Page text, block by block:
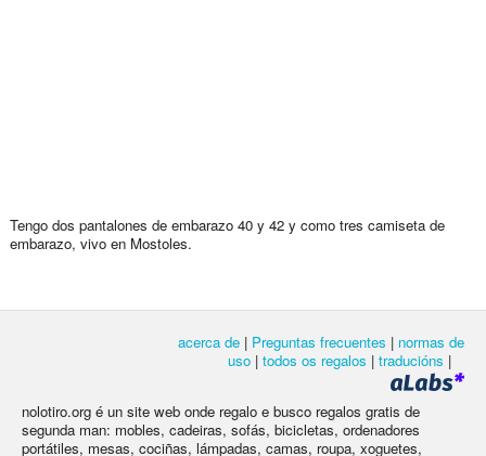
Tengo dos pantalones de embarazo 40 y 42 y como tres camiseta de
embarazo, vivo en Mostoles.
acerca de | Preguntas frecuentes | normas de
uso | todos os regalos | traducións |
nolotiro.org é un site web onde regalo e busco regalos gratis de
segunda man: mobles, cadeiras, sofás, bicicletas, ordenadores
portátiles, mesas, cociñas, lámpadas, camas, roupa, xoguetes,